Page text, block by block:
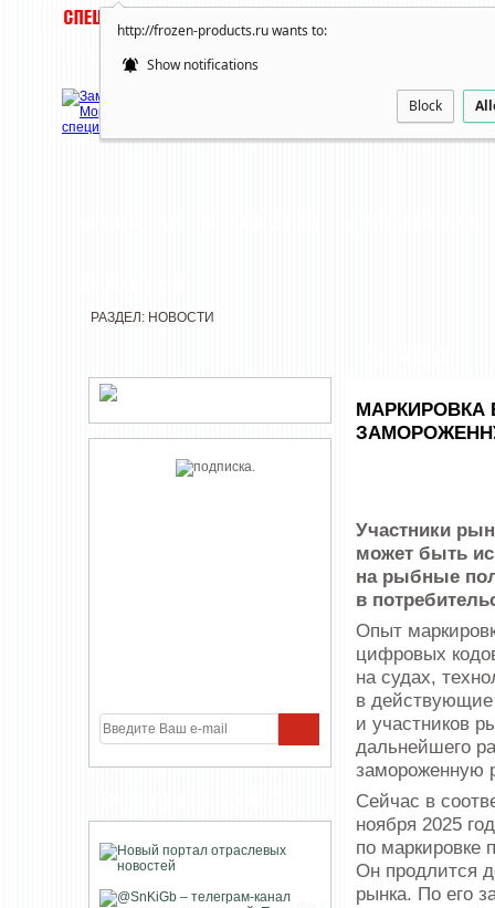
http://frozen-products.ru wants to:
Show notifications
Block
РАЗДЕЛ: НОВОСТИ
МАРКИРОВКА
Участники
может быть
на рыбные
в
Опыт
цифровых
на судах,
в действующие
и участников
дальнейшего
замороженную
Сейчас в
ноября 2025
по маркировке
Он продлится
рынка. По его